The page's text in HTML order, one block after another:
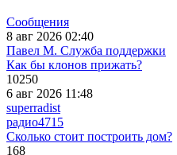
Сообщения
8 авг 2026 02:40
Павел М. Служба поддержки
Как бы клонов прижать?
10250
6 авг 2026 11:48
superradist
радио4715
Сколько стоит построить дом?
168